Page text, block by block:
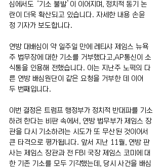
심에서도 ‘기소 불발’이 이어지며, 정치적 동기 논
란이 더욱 확산되고 있습니다. 자세한 내용 손윤
정 기자가 보도합니다.
연방 대배심이 약 일주일 만에 레티샤 제임스 뉴욕
주 법무장에 대한 기소를 거부했다고,AP통신이 소
식통을 인용해 전했습니다. 이는 지난주 노퍽의 다
른 연방 배심원단이 같은 요청을 거부한 데 이어
두 번째입니다.
이번 결정은 트럼프 행정부가 정치적 반대파를 기소
하려 한다는 비판 속에서, 연방 법무부가 제임스 장
관을 다시 기소하려는 시도가 또 무산된 것이어서
큰 타격으로 평가됩니다. 앞서 지난 11월, 연방 판
사는 제임스 장관과 전 FBI 국장 제임스 코미에 대
한 기존 기소를 모두 기각했는데, 당시 사건을 배심